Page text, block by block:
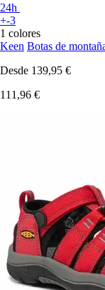
24h
+-3
1 colores
Keen Botas de
Desde 139,95 €
111,96 €